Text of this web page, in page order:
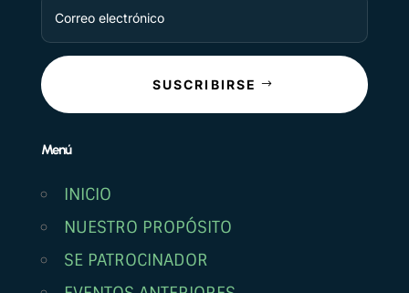
SUSCRIBIRSE
Menú
INICIO
NUESTRO PROPÓSITO
SE PATROCINADOR